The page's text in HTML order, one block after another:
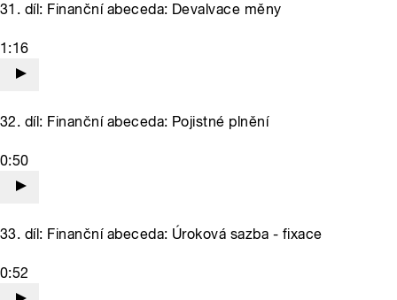
31. díl: Finanční abeceda: Devalvace měny
1:16
32. díl: Finanční abeceda: Pojistné plnění
0:50
33. díl: Finanční abeceda: Úroková sazba - fixace
0:52